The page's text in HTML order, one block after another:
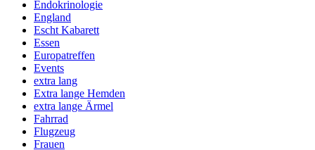
Endokrinologie
England
Escht Kabarett
Essen
Europatreffen
Events
extra lang
Extra lange Hemden
extra lange Ärmel
Fahrrad
Flugzeug
Frauen